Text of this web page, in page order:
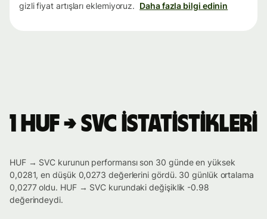
gizli fiyat artışları eklemiyoruz. Daha fazla bilgi edinin
1 HUF → SVC istatistikleri
HUF → SVC kurunun performansı son 30 günde en yüksek
0,0281, en düşük 0,0273 değerlerini gördü. 30 günlük ortalama
0,0277 oldu. HUF → SVC kurundaki değişiklik -0.98
değerindeydi.